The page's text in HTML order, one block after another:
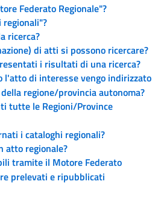
Federato Regionale"?
ricerca?
di atti si possono ricercare?
i risultati di una ricerca?
l'atto di interesse vengo indirizzato
regione/provincia autonoma?
tutte le Regioni/Province
i cataloghi regionali?
atto regionale?
tramite il Motore Federato
prelevati e ripubblicati